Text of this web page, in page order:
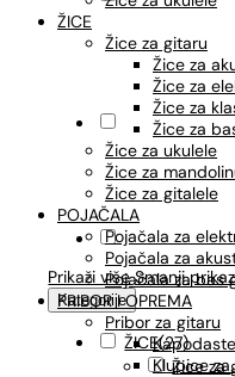
ŽICE
Žice za gitaru
Žice za
Žice za
Žice za
Žice za
Žice za ukulele
Žice za
Žice za gitalele
POJAČALA
Pojačala za
Pojačala za
Pojačala za bas
PRIBOR I OPREMA
Pribor za gitaru
Klupice za
Prikaži više Smanji prikaz
Kategorije
ŽICE(27)
Žice za